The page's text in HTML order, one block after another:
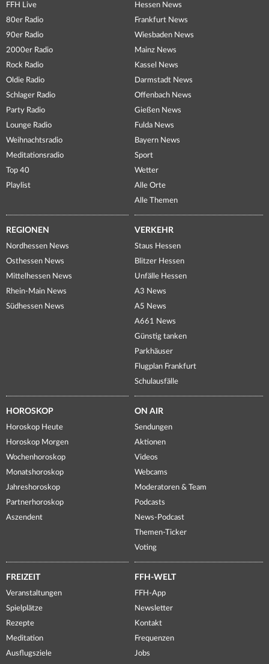
FFH Live
80er Radio
90er Radio
2000er Radio
Rock Radio
Oldie Radio
Schlager Radio
Party Radio
Lounge Radio
Weihnachtsradio
Meditationsradio
Top 40
Playlist
Hessen News
Frankfurt News
Wiesbaden News
Mainz News
Kassel News
Darmstadt News
Offenbach News
Gießen News
Fulda News
Bayern News
Sport
Wetter
Alle Orte
Alle Themen
REGIONEN
Nordhessen News
Osthessen News
Mittelhessen News
Rhein-Main News
Südhessen News
VERKEHR
Staus Hessen
Blitzer Hessen
Unfälle Hessen
A3 News
A5 News
A661 News
Günstig tanken
Parkhäuser
Flugplan Frankfurt
Schulausfälle
HOROSKOP
Horoskop Heute
Horoskop Morgen
Wochenhoroskop
Monatshoroskop
Jahreshoroskop
Partnerhoroskop
Aszendent
ON AIR
Sendungen
Aktionen
Videos
Webcams
Moderatoren & Team
Podcasts
News-Podcast
Themen-Ticker
Voting
FREIZEIT
Veranstaltungen
Spielplätze
Rezepte
Meditation
Ausflugsziele
FFH-WELT
FFH-App
Newsletter
Kontakt
Frequenzen
Jobs